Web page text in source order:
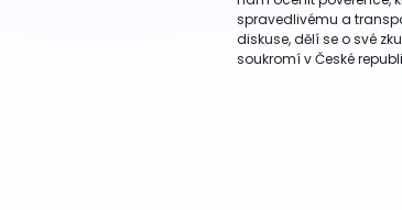
spravedlivému a
diskuse, dělí se o své
soukromí v České